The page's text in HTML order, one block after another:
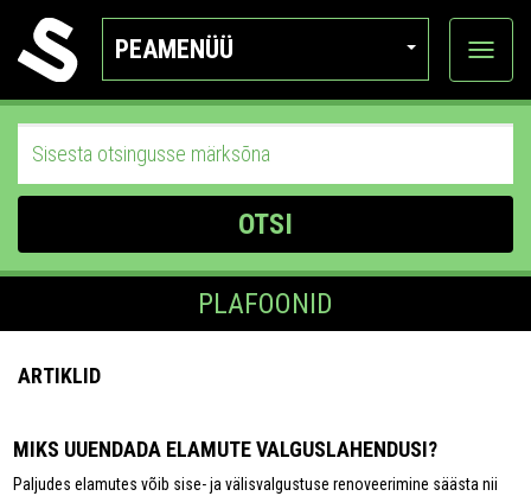
PEAMENÜÜ
Ava
OTSI
PLAFOONID
ARTIKLID
MIKS UUENDADA ELAMUTE VALGUSLAHENDUSI?
Paljudes elamutes võib sise- ja välisvalgustuse renoveerimine säästa nii